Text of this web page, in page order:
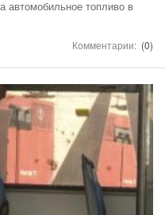
автомобильное топливо в
Комментарии: (0)